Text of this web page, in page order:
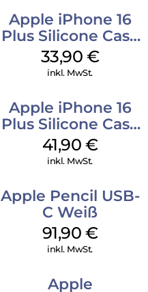
Apple iPhone 16
Plus Silicone Case
MagSafe Lake
Green
33,90 €
inkl. MwSt.
Apple iPhone 16
Plus Silicone Case
MagSafe Stone
Gray
41,90 €
inkl. MwSt.
Apple Pencil USB-
C Weiß
91,90 €
inkl. MwSt.
Apple